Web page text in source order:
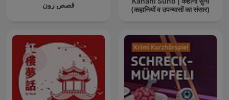
قصص رون
(कहानियों व उपन्यासों का संसार)